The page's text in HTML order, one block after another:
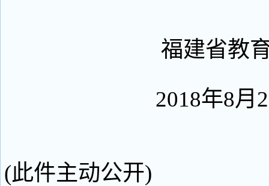
福建省教
2018年8月
(此件主动公开)